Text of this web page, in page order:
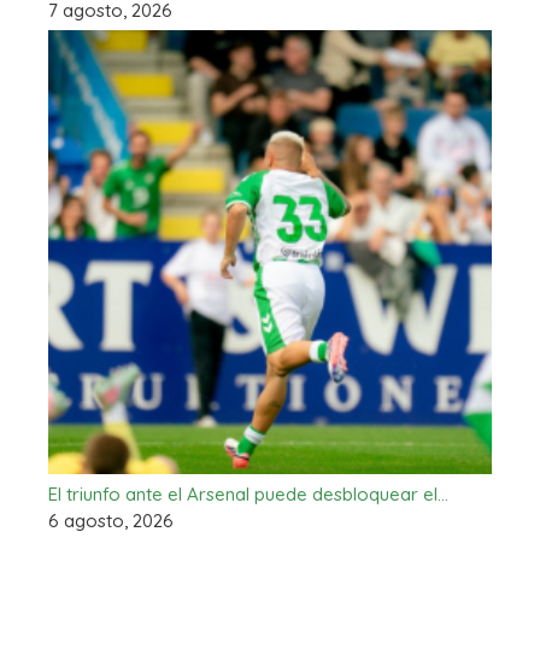
7 agosto, 2026
El triunfo ante el Arsenal puede desbloquear el…
6 agosto, 2026